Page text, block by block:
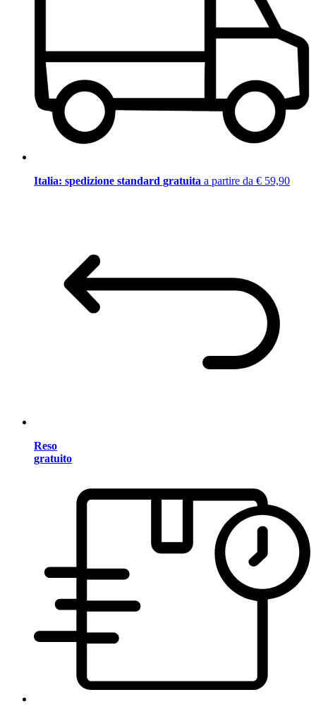
Italia: spedizione standard gratuita a partire da € 59,90
Reso
gratuito